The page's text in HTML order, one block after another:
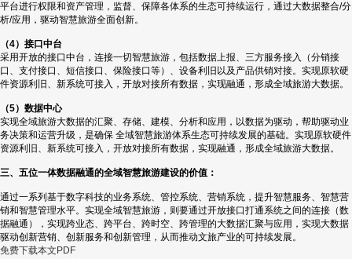
平台进行权限和资产管理，监督、保障各体系的生态可持续运行，通过大数据整合/分
析/应用，驱动智慧旅游全面创新。
（4）接口中台
采用开放的接口中台，连接一切智慧旅游，包括数据上报、三方服务接入（分销接
口、支付接口、短信接口、保险接口等）、设备利旧以及产品供销对接。实现原软硬
件资源利旧、新系统可接入，开放对接所有数据，实现融通，形成全域旅游大数据。
（5）数据中心
实现全域旅游大数据的汇聚、存储、建模、分析和应用，以数据为驱动，帮助驱动业
务决策和运营升级，是确保 全域智慧旅游体系生态可持续发展的基础。实现原软硬件
资源利旧、新系统可接入，开放对接所有数据，实现融通，形成全域旅游大数据。
三、五位一体数据融通的全域智慧旅游建设的价值：
通过一系列基于数字科技的业务系统、管控系统、营销系统，提升智慧服务、智慧营
销和智慧管理水平。实现全域智慧旅游，则要通过开放接口打通系统之间的连接（数
据融通），实现跨业态、跨平台、跨时空、跨管理的大数据汇聚与应用，实现大数据
驱动创新营销、创新服务和创新管理，从而推动文旅产业的可持续发展。
免费下载本文PDF